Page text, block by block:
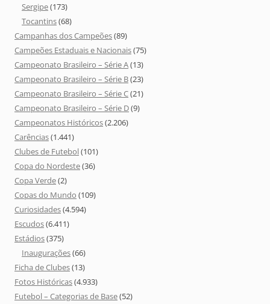
Sergipe(173)
Tocantins(68)
Campanhas dos Campeões(89)
Campeões Estaduais e Nacionais(75)
Campeonato Brasileiro – Série A(13)
Campeonato Brasileiro – Série B(23)
Campeonato Brasileiro – Série C(21)
Campeonato Brasileiro – Série D(9)
Campeonatos Históricos(2.206)
Carências(1.441)
Clubes de Futebol(101)
Copa do Nordeste(36)
Copa Verde(2)
Copas do Mundo (109)
Curiosidades(4.594)
Escudos(6.411)
Estádios(375)
Inaugurações(66)
Ficha de Clubes(13)
Fotos Históricas(4.933)
Futebol – Categorias de Base(52)